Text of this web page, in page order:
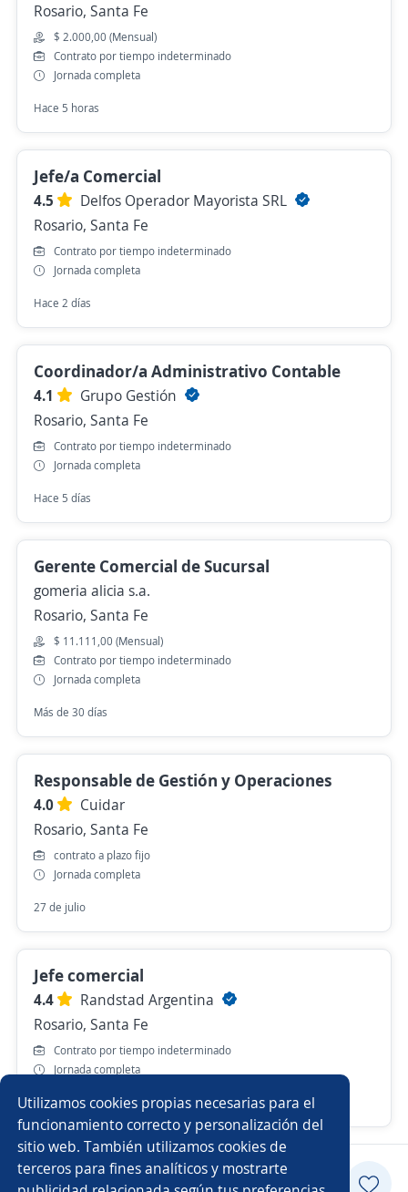
Utilizamos cookies propias necesarias para el
funcionamiento correcto y personalización del
sitio web. También utilizamos cookies de
terceros para fines analíticos y mostrarte
Rosario, Santa Fe
$ 2.000,00 (Mensual)
Contrato por tiempo indeterminado
Jornada completa
Hace 5 horas
Jefe/a Comercial
4.5
Delfos Operador Mayorista SRL
Rosario, Santa Fe
Contrato por tiempo indeterminado
Jornada completa
Hace 2 días
Coordinador/a Administrativo Contable
4.1
Grupo Gestión
Rosario, Santa Fe
Contrato por tiempo indeterminado
Jornada completa
Hace 5 días
Gerente Comercial de Sucursal
gomeria alicia s.a.
Rosario, Santa Fe
$ 11.111,00 (Mensual)
Contrato por tiempo indeterminado
Jornada completa
Más de 30 días
Responsable de Gestión y Operaciones
4.0
Cuidar
Rosario, Santa Fe
contrato a plazo fijo
Jornada completa
27 de julio
Jefe comercial
4.4
Randstad Argentina
Rosario, Santa Fe
Contrato por tiempo indeterminado
Jornada completa
Hace 3 días
Postularme